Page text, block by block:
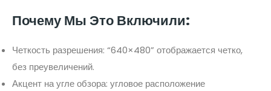
Почему Мы Это Включили:
Четкость разрешения: “640×480” отображается четко,
без преувеличений.
Акцент на угле обзора: угловое расположение